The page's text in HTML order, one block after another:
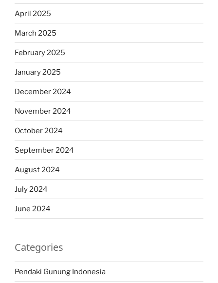
April 2025
March 2025
February 2025
January 2025
December 2024
November 2024
October 2024
September 2024
August 2024
July 2024
June 2024
Categories
Pendaki Gunung Indonesia